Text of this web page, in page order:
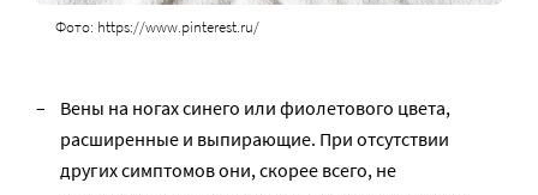
Фото: https://www.pinterest.ru/
Вены на ногах синего или фиолетового цвета,
расширенные и выпирающие. При отсутствии
других симптомов они, скорее всего, не